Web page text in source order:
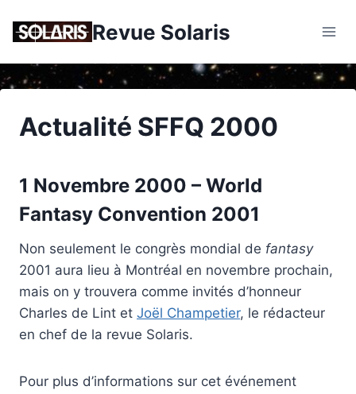
Revue Solaris
Actualité SFFQ 2000
1 Novembre 2000 – World
Fantasy Convention 2001
Non seulement le congrès mondial de fantasy
2001 aura lieu à Montréal en novembre prochain,
mais on y trouvera comme invités d’honneur
Charles de Lint et Joël Champetier, le rédacteur
en chef de la revue Solaris.
Pour plus d’informations sur cet événement